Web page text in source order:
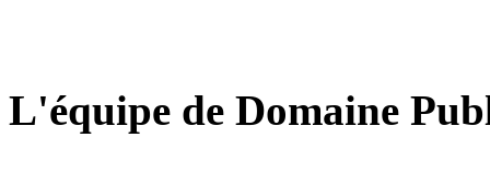
L'équipe de Domaine